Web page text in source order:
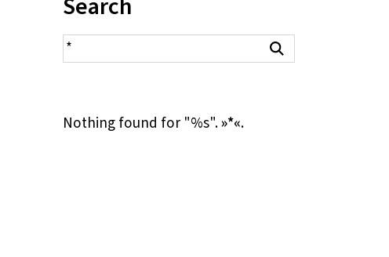
search result
Nothing found for "%s".»*«.